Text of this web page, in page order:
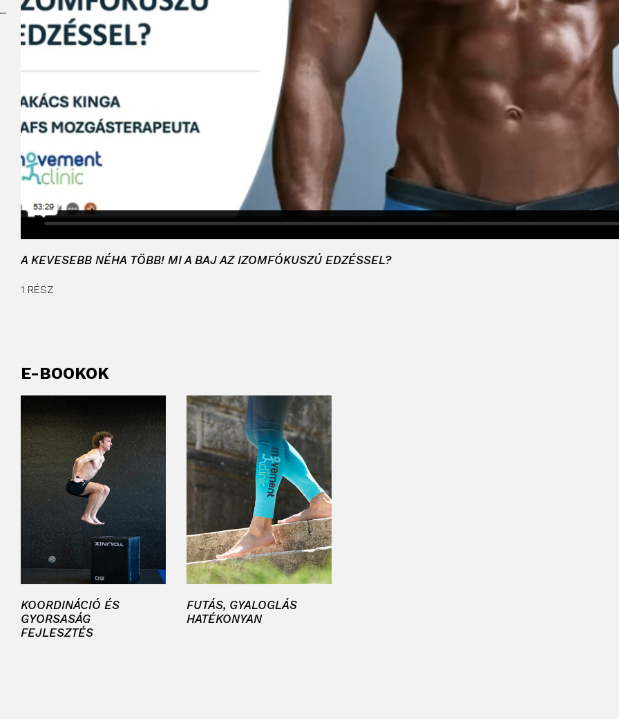
A KEVESEBB NÉHA TÖBB! MI A BAJ AZ IZOMFÓKUSZÚ EDZÉSSEL?
1 RÉSZ
E-BOOKOK
KOORDINÁCIÓ ÉS
GYORSASÁG
FEJLESZTÉS
FUTÁS, GYALOGLÁS
HATÉKONYAN